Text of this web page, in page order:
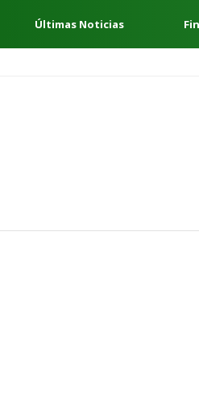
Últimas Noticias